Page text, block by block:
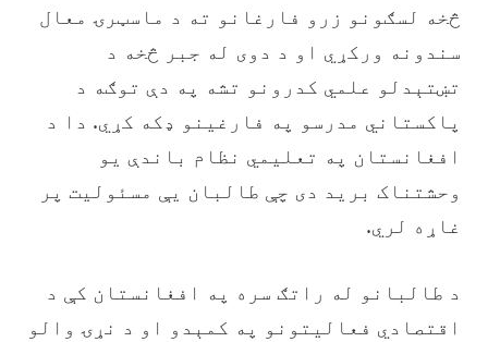
څخه لسګونو زرو فارغانو ته د ماسټرۍ معال
سندونه ورکړي او د دوی له جبر څخه د
تښتېدلو علمي کدرونو تشه په دې توګه د
پاکستاني مدرسو په فارغینو ډکه کړي. دا د
افغانستان په تعلیمي نظام باندې یو
وحشتناک برید دی چې طالبان یې مسئولیت پر
غاړه لري.
‏د طالبانو له راتګ سره په افغانستان کې د
اقتصادي فعالیتونو په کمېدو او د نړۍ والو